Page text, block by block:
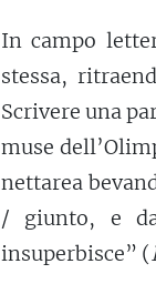
In campo
stessa,
Scrivere una
muse
nettarea
/ giunto, e
insuperbisce” (